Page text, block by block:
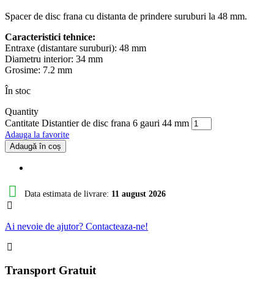
Spacer de disc frana cu distanta de prindere suruburi la 48 mm.
Caracteristici tehnice:
Entraxe (distantare suruburi): 48 mm
Diametru interior: 34 mm
Grosime: 7.2 mm
În stoc
Quantity
Cantitate Distantier de disc frana 6 gauri 44 mm
Adauga la favorite
Adaugă în coș
Data estimata de livrare: 11 august 2026
Ai nevoie de ajutor? Contacteaza-ne!
Transport Gratuit